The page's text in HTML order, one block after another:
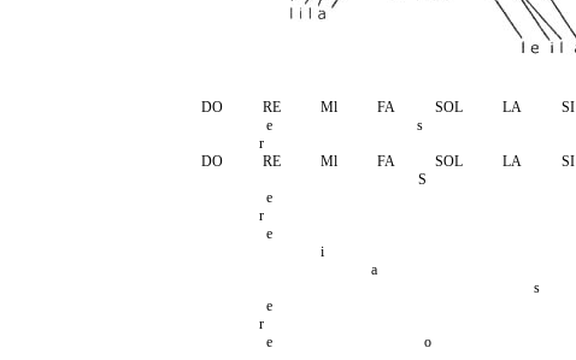
DO RE Ml FA SOL LA SI
e s
r
DO RE Ml FA SOL LA SI
S
e
r
e
i
a
s
e
r
e o